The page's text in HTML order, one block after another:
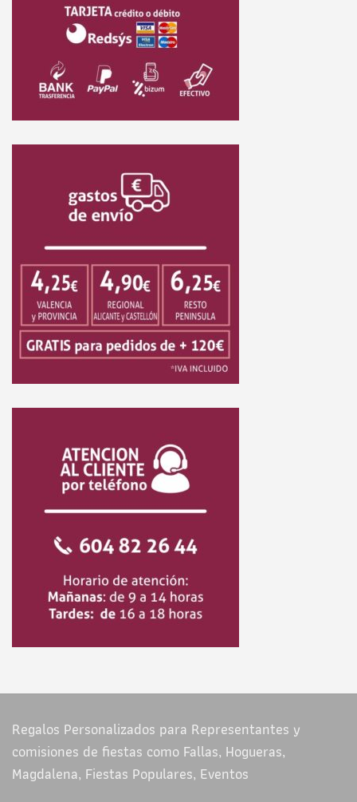
Regalos Personalizados para Representantes y
comisiones de fiestas como Fallas, Hogueras,
Magdalena, Fiestas Populares, Eventos